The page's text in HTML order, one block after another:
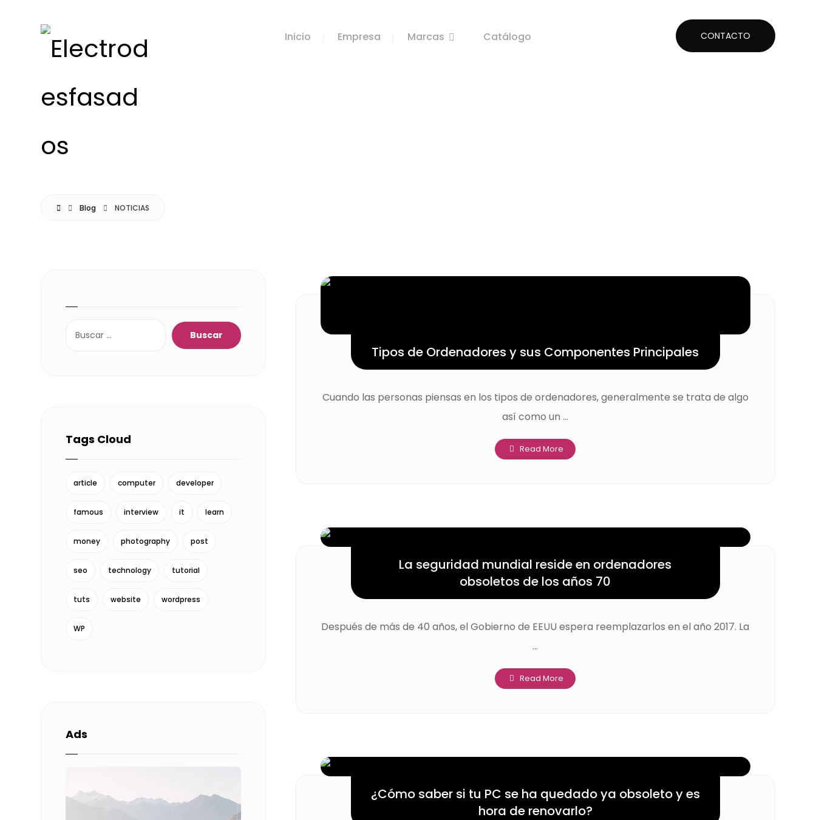
Inicio Empresa Marcas Catálogo CONTACTO
Blog NOTICIAS
Tipos de Ordenadores y sus Componentes Principales
Cuando las personas piensas en los tipos de ordenadores, generalmente se trata de algo
así como un ...
Read More
La seguridad mundial reside en ordenadores
obsoletos de los años 70
Después de más de 40 años, el Gobierno de EEUU espera reemplazarlos en el año 2017. La
...
Read More
¿Cómo saber si tu PC se ha quedado ya obsoleto y es
hora de renovarlo?
Tags Cloud
article computer developer
famous interview it learn
money photography post
seo technology tutorial
tuts website wordpress
WP
Ads